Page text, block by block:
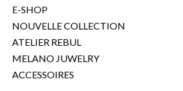
E-SHOP
NOUVELLE COLLECTION
ATELIER REBUL
MELANO JUWELRY
ACCESSOIRES